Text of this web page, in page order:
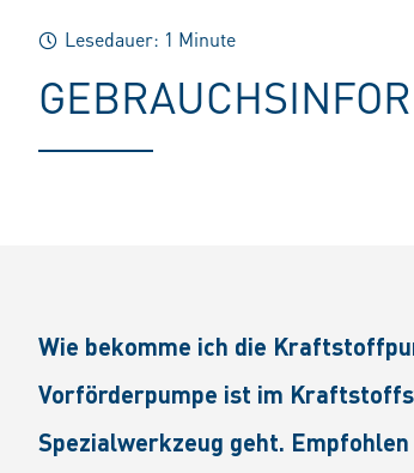
Lesedauer: 1 Minute
Wie bekomme ich die
Vorförderpumpe ist im
Spezialwerkzeug geht.